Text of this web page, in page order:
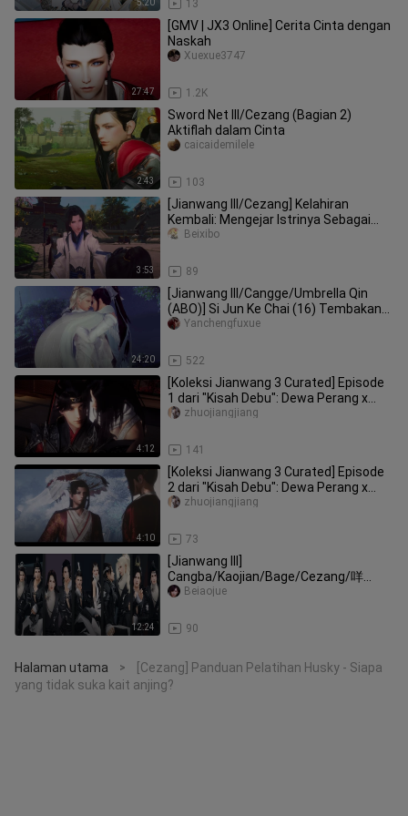
5:20 13
27:47
[GMV | JX3 Online] Cerita Cinta dengan
Naskah
1.2K
Xuexue3747
2:43
Sword Net III/Cezang (Bagian 2)
Aktiflah dalam Cinta
103
caicaidemilele
3:53
[Jianwang III/Cezang] Kelahiran
Kembali: Mengejar Istrinya Sebagai
Yang Pertama (Overhead)
89
Beixibo
24:20
[Jianwang III/Cangge/Umbrella Qin
(ABO)] Si Jun Ke Chai (16) Tembakan
master, tapi masa lalu
522
Yanchengfuxue
4:12
[Koleksi Jianwang 3 Curated] Episode
1 dari "Kisah Debu": Dewa Perang x
Raja Iblis
141
zhuojiangjiang
4:10
[Koleksi Jianwang 3 Curated] Episode
2 dari "Kisah Debu": Dewa Perang x
Raja Iblis
73
zhuojiangjiang
12:24
[Jianwang III]
Cangba/Kaojian/Bage/Cezang/咩
Ba/"Awal dari Bab Harian Dunia"
90
Beiaojue
Halaman utama >
[Cezang] Panduan Pelatihan Husky - Siapa
yang tidak suka kait anjing?